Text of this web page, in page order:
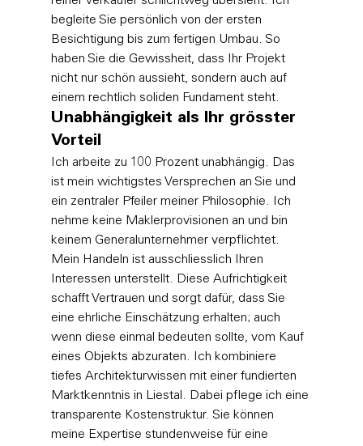
begleite Sie persönlich von der ersten
Besichtigung bis zum fertigen Umbau. So
haben Sie die Gewissheit, dass Ihr Projekt
nicht nur schön aussieht, sondern auch auf
einem rechtlich soliden Fundament steht.
Unabhängigkeit als Ihr grösster
Vorteil
Ich arbeite zu 100 Prozent unabhängig. Das
ist mein wichtigstes Versprechen an Sie und
ein zentraler Pfeiler meiner Philosophie. Ich
nehme keine Maklerprovisionen an und bin
keinem Generalunternehmer verpflichtet.
Mein Handeln ist ausschliesslich Ihren
Interessen unterstellt. Diese Aufrichtigkeit
schafft Vertrauen und sorgt dafür, dass Sie
eine ehrliche Einschätzung erhalten; auch
wenn diese einmal bedeuten sollte, vom Kauf
eines Objekts abzuraten. Ich kombiniere
tiefes Architekturwissen mit einer fundierten
Marktkenntnis in Liestal. Dabei pflege ich eine
transparente Kostenstruktur. Sie können
meine Expertise stundenweise für eine